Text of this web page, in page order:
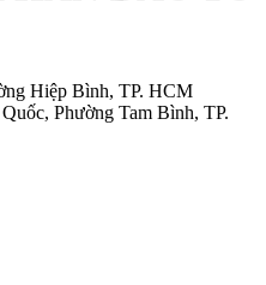
Hiệp Bình, TP. HCM
Phường Tam Bình, TP.